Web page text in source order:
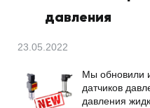
давления
23.05.2022
Мы обновили
датчиков
давления